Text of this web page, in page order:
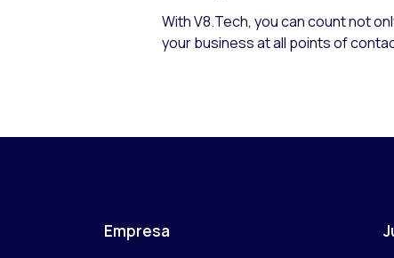
With V8.Tech, you can count not
your business at all points of
Empresa